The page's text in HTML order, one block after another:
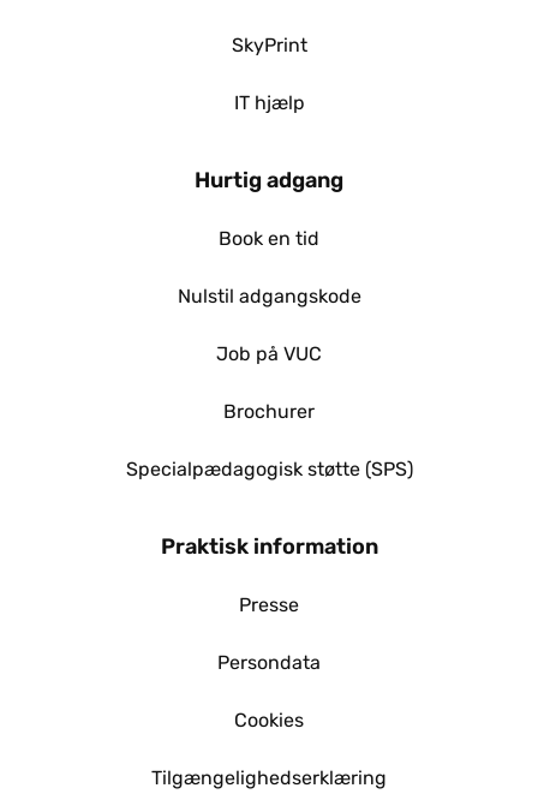
SkyPrint
IT hjælp
Hurtig adgang
Book en tid
Nulstil adgangskode
Job på VUC
Brochurer
Specialpædagogisk støtte (SPS)
Praktisk information
Presse
Persondata
Cookies
Tilgængelighedserklæring